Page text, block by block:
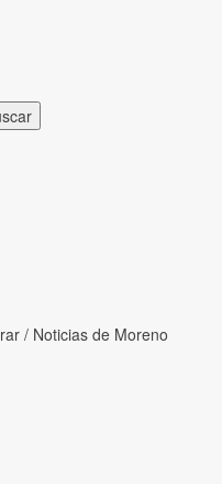
/ Noticias de Moreno